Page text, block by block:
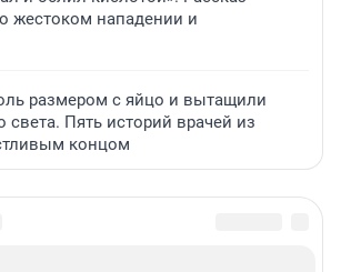
жестоком нападении и
размером с яйцо и вытащили
света. Пять историй врачей из
концом